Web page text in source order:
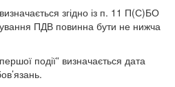
згідно із п. 11 П(С)БО
ПДВ повинна бути не нижча
події” визначається дата